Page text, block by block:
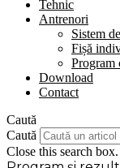
Tehnic
Antrenori
Sistem
Fișă
Program
Download
Contact
Caută
Caută
Close this search box.